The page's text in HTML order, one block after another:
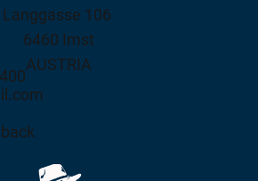
Langgasse 106
6460 Imst
AUSTRIA